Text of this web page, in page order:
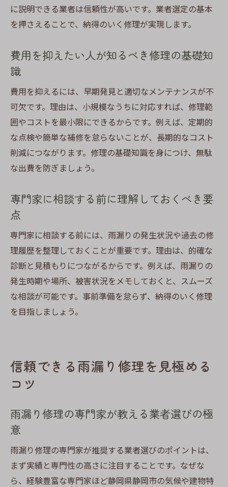
に説明できる業者は信頼性が高いです。業者選定の基本
を押さえることで、納得のいく修理が実現します。
費用を抑えたい人が知るべき修理の基礎知
識
費用を抑えるには、早期発見と適切なメンテナンスが不
可欠です。理由は、小規模なうちに対応すれば、修理範
囲やコストを最小限にできるからです。例えば、定期的
な点検や簡単な補修を怠らないことが、長期的なコスト
削減につながります。修理の基礎知識を身につけ、無駄
な出費を防ぎましょう。
専門家に相談する前に理解しておくべき要
点
専門家に相談する前には、雨漏りの発生状況や過去の修
理履歴を整理しておくことが重要です。理由は、的確な
診断と見積もりにつながるからです。例えば、雨漏りの
発生時期や場所、被害状況をメモしておくと、スムーズ
な相談が可能です。事前準備を怠らず、納得のいく修理
を目指しましょう。
信頼できる雨漏り修理を見極める
コツ
雨漏り修理の専門家が教える業者選びの極
意
雨漏り修理の専門家が推奨する業者選びのポイントは、
まず実績と専門性の高さに注目することです。なぜな
ら、経験豊富な専門家ほど静岡県静岡市の気候や建物特